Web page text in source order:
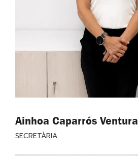
Ainhoa Caparrós Ventura
SECRETÀRIA